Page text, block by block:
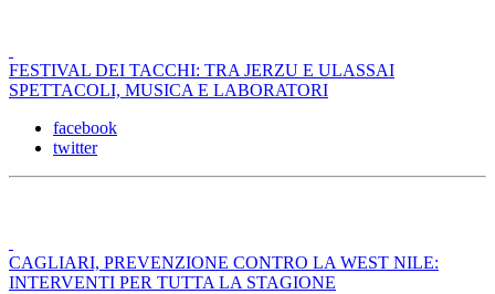
FESTIVAL DEI TACCHI: TRA JERZU E ULASSAI
SPETTACOLI, MUSICA E LABORATORI
facebook
twitter
CAGLIARI, PREVENZIONE CONTRO LA WEST NILE:
INTERVENTI PER TUTTA LA STAGIONE